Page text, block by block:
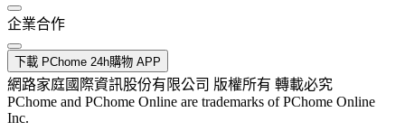
企業合作
下載 PChome 24h購物 APP
網路家庭國際資訊股份有限公司 版權所有 轉載必究
PChome and PChome Online are trademarks of PChome Online
Inc.